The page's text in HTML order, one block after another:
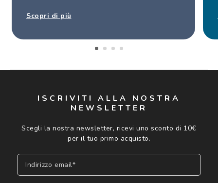
Scopri di più
ISCRIVITI ALLA NOSTRA
NEWSLETTER
Scegli la nostra newsletter, ricevi uno sconto di 10€
per il tuo primo acquisto.
Indirizzo email*